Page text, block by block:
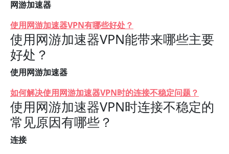
网游加速器
使用网游加速器VPN有哪些好处？
使用网游加速器VPN能带来哪些主要
好处？
使用网游加速器
如何解决使用网游加速器VPN时的连接不稳定问题？
使用网游加速器VPN时连接不稳定的
常见原因有哪些？
连接